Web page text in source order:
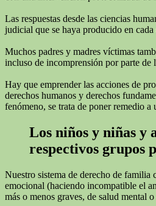
Las respuestas desde las ciencias
judicial que se haya producido en
Muchos padres y madres víctimas
incluso de incomprensión por parte de
Hay que emprender las acciones de
derechos humanos y derechos
fenómeno, se trata de poner remedio
Los niños y niñas y
respectivos grupos
Nuestro sistema de derecho de
emocional (haciendo incompatible el
más o menos graves, de salud mental